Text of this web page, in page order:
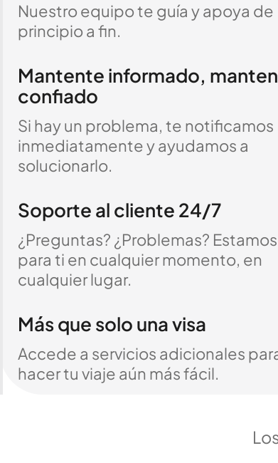
Nuestro equipo te guía y apoya de
principio a fin.
Mantente informado,
confiado
Si hay un problema, te notificamos
inmediatamente y ayudamos a
solucionarlo.
Soporte al cliente 24/7
¿Preguntas? ¿Problemas?
para ti en cualquier momento, en
cualquier lugar.
Más que solo una visa
Accede a servicios adicionales
hacer tu viaje aún más fácil.